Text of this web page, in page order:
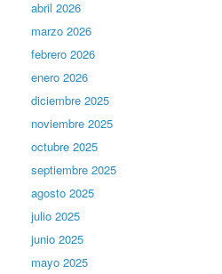
abril 2026
marzo 2026
febrero 2026
enero 2026
diciembre 2025
noviembre 2025
octubre 2025
septiembre 2025
agosto 2025
julio 2025
junio 2025
mayo 2025